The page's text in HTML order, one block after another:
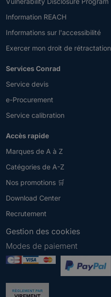
Information REACH
Informations sur l'accessibilité
Exercer mon droit de rétractation
Services Conrad
Service devis
e-Procurement
Service calibration
Accès rapide
Marques de A à Z
Catégories de A-Z
Nos promotions 🛒
Download Center
Recrutement
Gestion des cookies
Newsletter
e
Modes de paiement